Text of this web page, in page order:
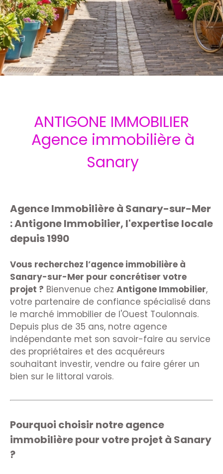
ANTIGONE IMMOBILIER
Agence immobilière à
Sanary
Agence Immobilière à Sanary-sur-Mer
: Antigone Immobilier, l'expertise locale
depuis 1990
Vous recherchez l’agence immobilière à
Sanary-sur-Mer pour concrétiser votre
projet ? Bienvenue chez Antigone Immobilier,
votre partenaire de confiance spécialisé dans
le marché immobilier de l'Ouest Toulonnais.
Depuis plus de 35 ans, notre agence
indépendante met son savoir-faire au service
des propriétaires et des acquéreurs
souhaitant investir, vendre ou faire gérer un
bien sur le littoral varois.
Pourquoi choisir notre agence
immobilière pour votre projet à Sanary
?